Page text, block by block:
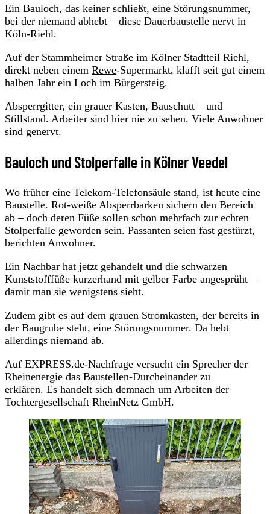
Ein Bauloch, das keiner schließt, eine Störungsnummer,
bei der niemand abhebt – diese Dauerbaustelle nervt in
Köln-Riehl.
Auf der Stammheimer Straße im Kölner Stadtteil Riehl,
direkt neben einem Rewe-Supermarkt, klafft seit gut einem
halben Jahr ein Loch im Bürgersteig.
Absperrgitter, ein grauer Kasten, Bauschutt – und
Stillstand. Arbeiter sind hier nie zu sehen. Viele Anwohner
sind genervt.
Bauloch und Stolperfalle in Kölner Veedel
Wo früher eine Telekom-Telefonsäule stand, ist heute eine
Baustelle. Rot-weiße Absperrbarken sichern den Bereich
ab – doch deren Füße sollen schon mehrfach zur echten
Stolperfalle geworden sein. Passanten seien fast gestürzt,
berichten Anwohner.
Ein Nachbar hat jetzt gehandelt und die schwarzen
Kunststofffüße kurzerhand mit gelber Farbe angesprüht –
damit man sie wenigstens sieht.
Zudem gibt es auf dem grauen Stromkasten, der bereits in
der Baugrube steht, eine Störungsnummer. Da hebt
allerdings niemand ab.
Auf EXPRESS.de-Nachfrage versucht ein Sprecher der
Rheinenergie das Baustellen-Durcheinander zu
erklären. Es handelt sich demnach um Arbeiten der
Tochtergesellschaft RheinNetz GmbH.